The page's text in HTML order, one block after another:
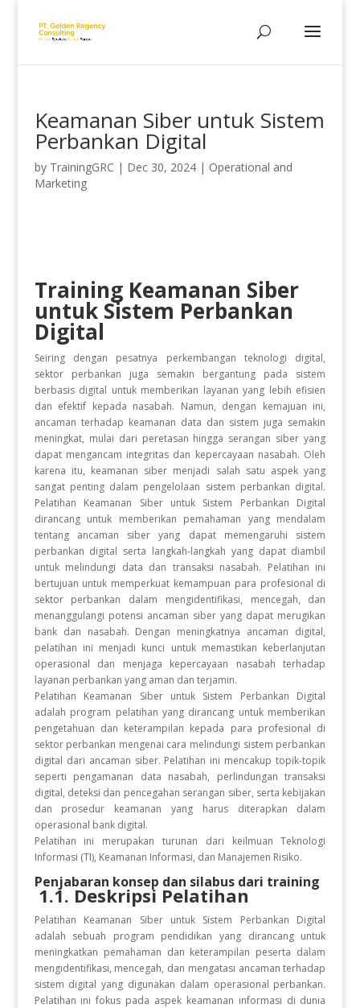
Keamanan Siber untuk Sistem
Perbankan Digital
by TrainingGRC | Dec 30, 2024| Operational and
Marketing
Training Keamanan Siber
untuk Sistem Perbankan
Digital
Seiring dengan pesatnya perkembangan teknologi digital,
sektor perbankan juga semakin bergantung pada sistem
berbasis digital untuk memberikan layanan yang lebih efisien
dan efektif kepada nasabah. Namun, dengan kemajuan ini,
ancaman terhadap keamanan data dan sistem juga semakin
meningkat, mulai dari peretasan hingga serangan siber yang
dapat mengancam integritas dan kepercayaan nasabah. Oleh
karena itu, keamanan siber menjadi salah satu aspek yang
sangat penting dalam pengelolaan sistem perbankan digital.
Pelatihan Keamanan Siber untuk Sistem Perbankan Digital
dirancang untuk memberikan pemahaman yang mendalam
tentang ancaman siber yang dapat memengaruhi sistem
perbankan digital serta langkah-langkah yang dapat diambil
untuk melindungi data dan transaksi nasabah. Pelatihan ini
bertujuan untuk memperkuat kemampuan para profesional di
sektor perbankan dalam mengidentifikasi, mencegah, dan
menanggulangi potensi ancaman siber yang dapat merugikan
bank dan nasabah. Dengan meningkatnya ancaman digital,
pelatihan ini menjadi kunci untuk memastikan keberlanjutan
operasional dan menjaga kepercayaan nasabah terhadap
layanan perbankan yang aman dan terjamin.
Pelatihan Keamanan Siber untuk Sistem Perbankan Digital
adalah program pelatihan yang dirancang untuk memberikan
pengetahuan dan keterampilan kepada para profesional di
sektor perbankan mengenai cara melindungi sistem perbankan
digital dari ancaman siber. Pelatihan ini mencakup topik-topik
seperti pengamanan data nasabah, perlindungan transaksi
digital, deteksi dan pencegahan serangan siber, serta kebijakan
dan prosedur keamanan yang harus diterapkan dalam
operasional bank digital.
Pelatihan ini merupakan turunan dari keilmuan Teknologi
Informasi (TI), Keamanan Informasi, dan Manajemen Risiko.
Penjabaran konsep dan silabus dari training
1.1. Deskripsi Pelatihan
Pelatihan Keamanan Siber untuk Sistem Perbankan Digital
adalah sebuah program pendidikan yang dirancang untuk
meningkatkan pemahaman dan keterampilan peserta dalam
mengidentifikasi, mencegah, dan mengatasi ancaman terhadap
sistem digital yang digunakan dalam operasional perbankan.
Pelatihan ini fokus pada aspek keamanan informasi di dunia